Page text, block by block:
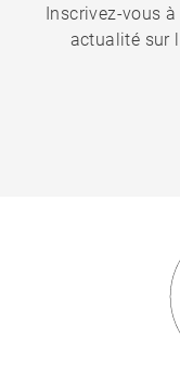
Inscrivez-vous
actualité sur